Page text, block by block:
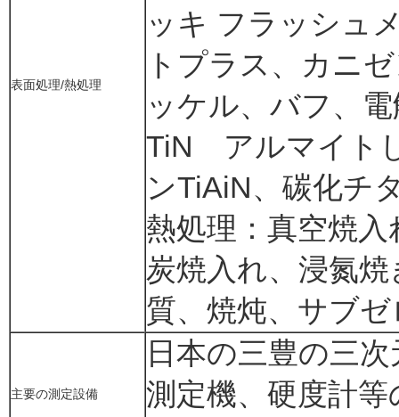
表面処理/熱処理
ッキ フラッシュ
トプラス、カニ
ッケル、バフ、
TiN アルマイト
ンTiAiN、碳化チ
熱処理：真空焼
炭焼入れ、浸氮
質、焼炖、サブゼ
主要の測定設備
日本の三豊の三
測定機、硬度計